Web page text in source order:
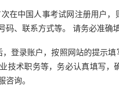
在中国人事考试网注册用户
码、联系方式等。 请务必准确
，登录账户，按照网站的提示
技术职务等，务必认真填写
咨询。